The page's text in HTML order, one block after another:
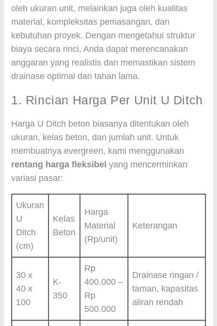
oleh ukuran unit, melainkan juga oleh kualitas
material, kompleksitas pemasangan, dan
kebutuhan proyek. Dengan mengetahui struktur
biaya secara rinci, Anda dapat merencanakan
anggaran yang realistis dan memastikan sistem
drainase optimal dan tahan lama.
1. Rincian Harga Per Unit U Ditch
Harga U Ditch beton biasanya ditentukan oleh
ukuran, kelas beton, dan jumlah unit. Untuk
membuatnya evergreen, kami menggunakan
rentang harga fleksibel yang mencerminkan
variasi pasar:
Ukuran
U
Ditch
(cm)
Kelas
Beton
Harga
Material
(Rp/unit)
Keterangan
30 x
40 x
100
K-
350
Rp
400.000 –
Rp
500.000
Drainase ringan /
taman, kapasitas
aliran rendah